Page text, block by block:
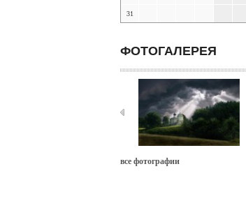
31
ФОТОГАЛЕРЕЯ
все фотографии